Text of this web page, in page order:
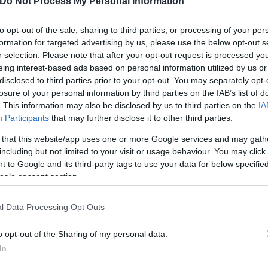
opt-out of the sale, sharing to third parties, or processing of your
for targeted advertising by us, please use the below opt-out
selection. Please note that after your opt-out request is processed
interest-based ads based on personal information utilized by us
to third parties prior to your opt-out. You may separately
of your personal information by third parties on the IAB’s list of
This information may also be disclosed by us to third parties on the
Participants that may further disclose it to other third parties.
that this website/app uses one or more Google services and may
but not limited to your visit or usage behaviour. You may
to Google and its third-party tags to use your data for below
consent section.
Data Processing Opt Outs
opt-out of the Sharing of my personal data.
που ήταν χαμένες»
μάχες και δεν της χαρίστηκε κάτι. Η Φώφη
που δεν ήθελε να τη διεκδικήσει κανείς,
στα πόδια του. Κέρδιζε πολύ από την
Έτσι λοιπόν λιθαράκι – λιθαράκι τα
έχει αφήσει στο κόμμα ένα συναίσθημα
αλλά έχει αφήσει και μια δουλειά, είμαστε η
ήταν που δεν γεννήθηκε άνδρας, το οποίο